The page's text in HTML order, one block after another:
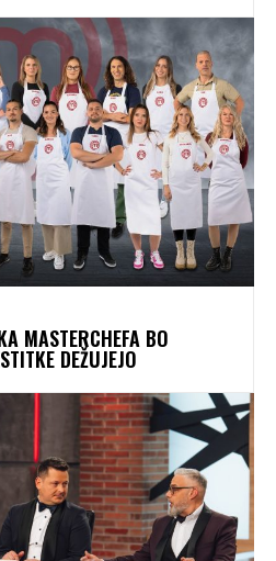
MASTERCHEFA BO
DEŽUJEJO